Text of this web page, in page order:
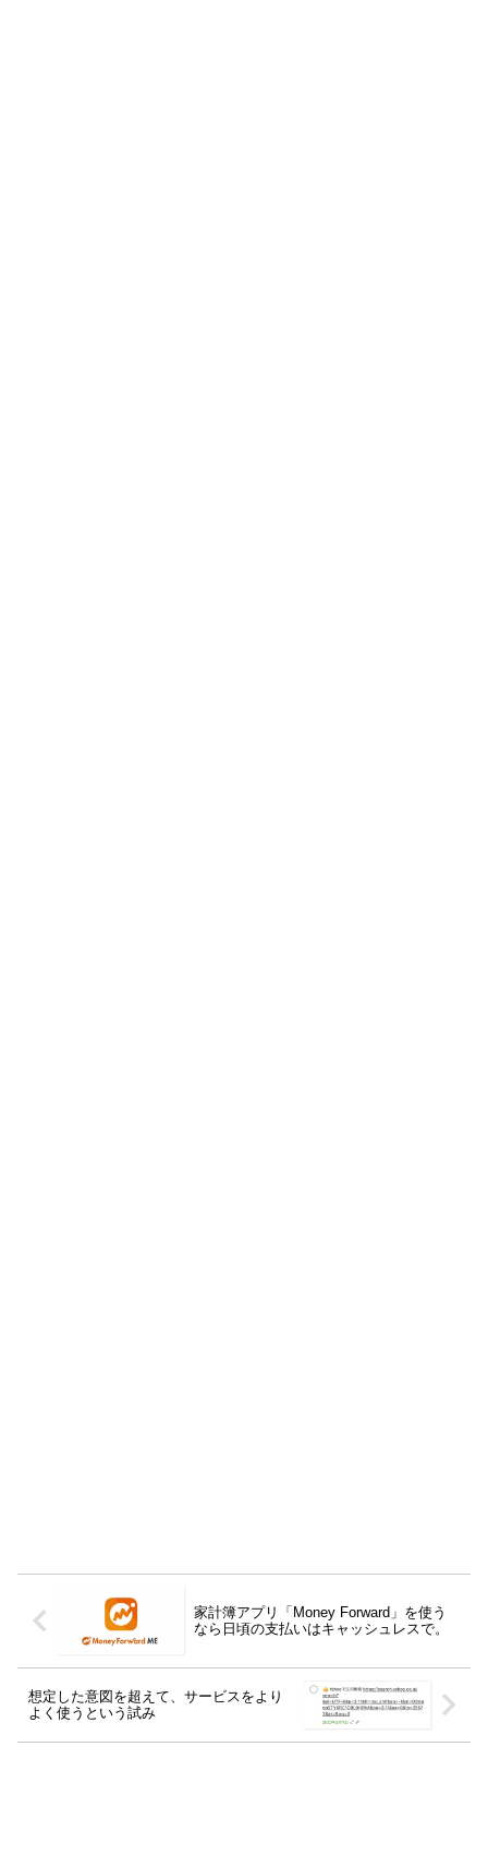
家計簿アプリ「Money Forward」を使う
なら日頃の支払いはキャッシュレスで。
想定した意図を超えて、サービスをより
よく使うという試み